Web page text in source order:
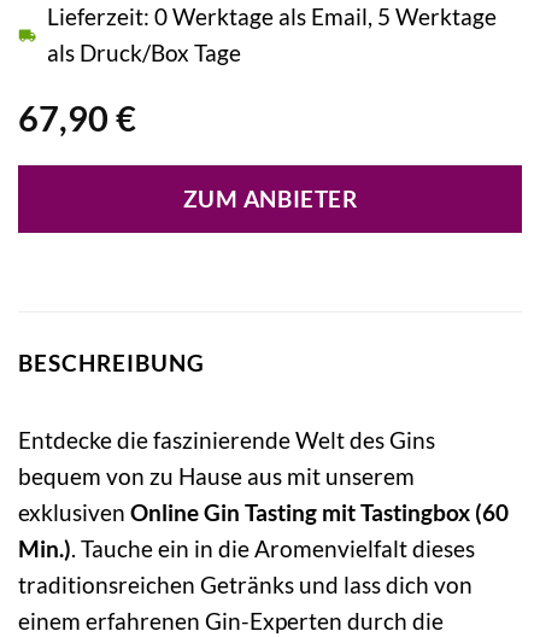
67,90 €
Lieferzeit: 0 Werktage als Email, 5 Werktage
als Druck/Box Tage
ZUM ANBIETER
BESCHREIBUNG
Entdecke die faszinierende Welt des Gins
bequem von zu Hause aus mit unserem
exklusiven Online Gin Tasting mit Tastingbox (60
Min.). Tauche ein in die Aromenvielfalt dieses
traditionsreichen Getränks und lass dich von
einem erfahrenen Gin-Experten durch die